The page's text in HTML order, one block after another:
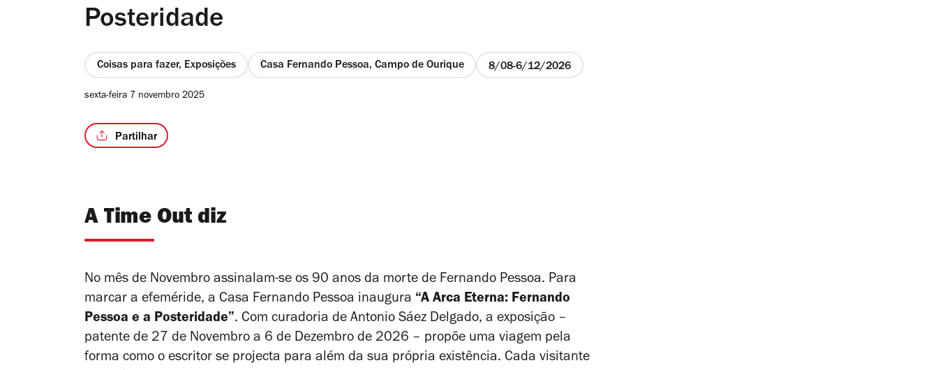
Posteridade
Coisas para fazer, Exposições Casa Fernando Pessoa, Campo de Ourique 8/08 6/12/2026
sexta-feira 7 novembro 2025
Partilhar
A Time Out diz
No mês de Novembro assinalam-se os 90 anos da morte de Fernando Pessoa. Para
marcar a efeméride, a Casa Fernando Pessoa inaugura “A Arca Eterna: Fernando
Pessoa e a Posteridade”. Com curadoria de Antonio Sáez Delgado, a exposição –
patente de 27 de Novembro a 6 de Dezembro de 2026 – propõe uma viagem pela
forma como o escritor se projecta para além da sua própria existência. Cada visitante